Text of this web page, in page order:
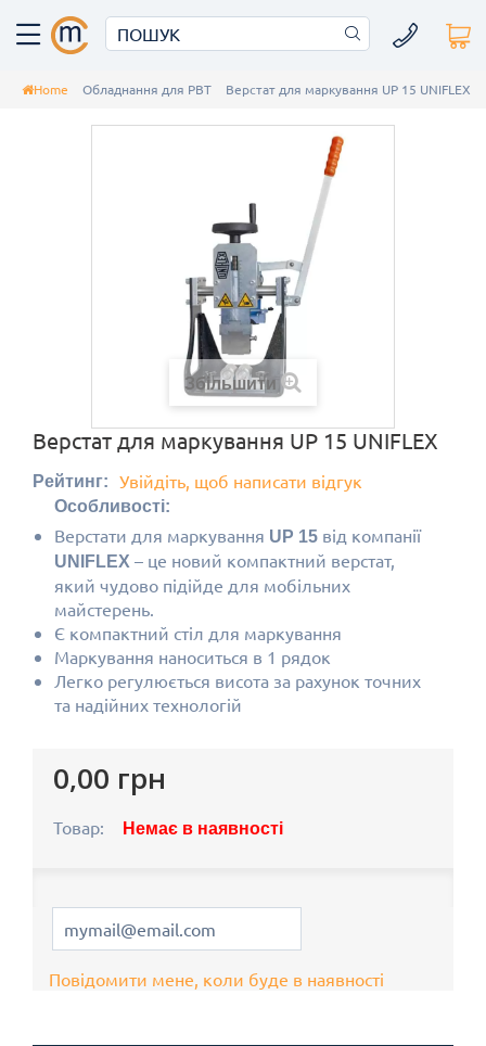
Home Обладнання для РВТ Верстат для маркування UP 15 UNIFLEX
Збільшити
Верстат для маркування UP 15 UNIFLEX
Рейтинг: Увійдіть, щоб написати відгук
Особливості:
Верстати для маркування UP 15 від компанії
UNIFLEX – це новий компактний верстат,
який чудово підійде для мобільних
майстерень.
Є компактний стіл для маркування
Маркування наноситься в 1 рядок
Легко регулюється висота за рахунок точних
та надійних технологій
0,00 грн
Товар: Немає в наявності
Повідомити мене, коли буде в наявності